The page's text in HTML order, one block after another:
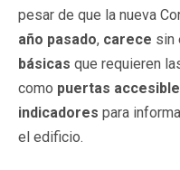
pesar de que la nueva
año pasado, carece sin
básicas que requieren
como puertas
indicadores para
el edificio.